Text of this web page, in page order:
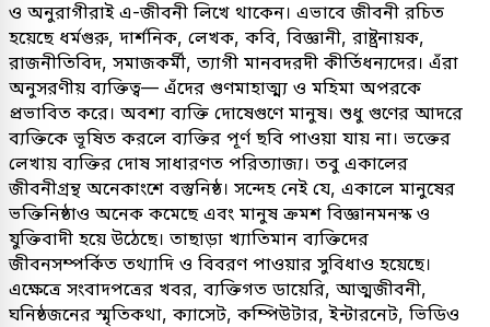
ও অনুরাগীরাই এ-জীবনী লিখে থাকেন। এভাবে জীবনী রচিত
হয়েছে ধর্মগুরু, দার্শনিক, লেখক, কবি, বিজ্ঞানী, রাষ্ট্রনায়ক,
রাজনীতিবিদ, সমাজকর্মী, ত্যাগী মানবদরদী কীর্তিধন্যদের। এঁরা
অনুসরণীয় ব্যক্তিত্ব— এঁদের গুণমাহাত্ম্য ও মহিমা অপরকে
প্রভাবিত করে। অবশ্য ব্যক্তি দোষেগুণে মানুষ। শুধু গুণের আদরে
ব্যক্তিকে ভূষিত করলে ব্যক্তির পূর্ণ ছবি পাওয়া যায় না। ভক্তের
লেখায় ব্যক্তির দোষ সাধারণত পরিত্যাজ্য। তবু একালের
জীবনীগ্রন্থ অনেকাংশে বস্তুনিষ্ঠ। সন্দেহ নেই যে, একালে মানুষের
ভক্তিনিষ্ঠাও অনেক কমেছে এবং মানুষ ক্রমশ বিজ্ঞানমনস্ক ও
যুক্তিবাদী হয়ে উঠেছে। তাছাড়া খ্যাতিমান ব্যক্তিদের
জীবনসম্পর্কিত তথ্যাদি ও বিবরণ পাওয়ার সুবিধাও হয়েছে।
এক্ষেত্রে সংবাদপত্রের খবর, ব্যক্তিগত ডায়েরি, আত্মজীবনী,
ঘনিষ্ঠজনের স্মৃতিকথা, ক্যাসেট, কম্পিউটার, ইন্টারনেট, ভিডিও